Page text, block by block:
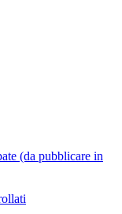
(da pubblicare in